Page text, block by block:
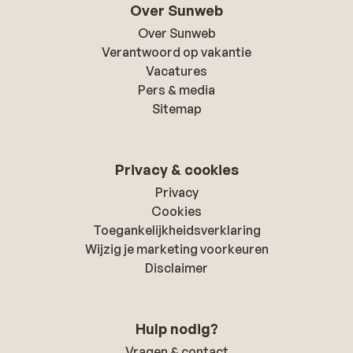
Over Sunweb
Over Sunweb
Verantwoord op vakantie
Vacatures
Pers & media
Sitemap
Privacy & cookies
Privacy
Cookies
Toegankelijkheidsverklaring
Wijzig je marketing voorkeuren
Disclaimer
Hulp nodig?